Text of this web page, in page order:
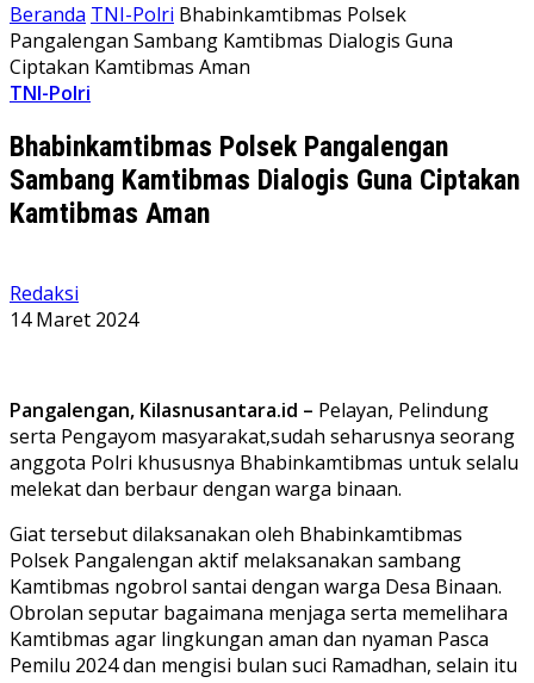
Beranda TNI-Polri Bhabinkamtibmas Polsek
Pangalengan Sambang Kamtibmas Dialogis Guna
Ciptakan Kamtibmas Aman
TNI-Polri
Bhabinkamtibmas Polsek Pangalengan
Sambang Kamtibmas Dialogis Guna Ciptakan
Kamtibmas Aman
Redaksi
14 Maret 2024
Pangalengan, Kilasnusantara.id – Pelayan, Pelindung
serta Pengayom masyarakat,sudah seharusnya seorang
anggota Polri khususnya Bhabinkamtibmas untuk selalu
melekat dan berbaur dengan warga binaan.
Giat tersebut dilaksanakan oleh Bhabinkamtibmas
Polsek Pangalengan aktif melaksanakan sambang
Kamtibmas ngobrol santai dengan warga Desa Binaan.
Obrolan seputar bagaimana menjaga serta memelihara
Kamtibmas agar lingkungan aman dan nyaman Pasca
Pemilu 2024 dan mengisi bulan suci Ramadhan, selain itu